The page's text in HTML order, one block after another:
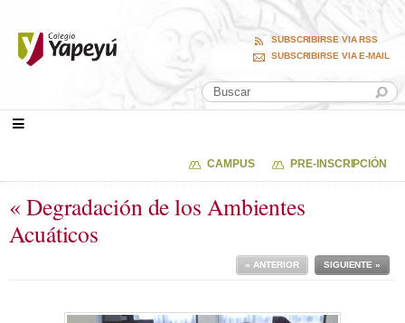
SUBSCRIBIRSE VIA RSS
SUBSCRIBIRSE VIA E-MAIL
CAMPUS PRE-INSCRIPCIÓN
« Degradación de los Ambientes
Acuáticos
SIGUIENTE »
« ANTERIOR